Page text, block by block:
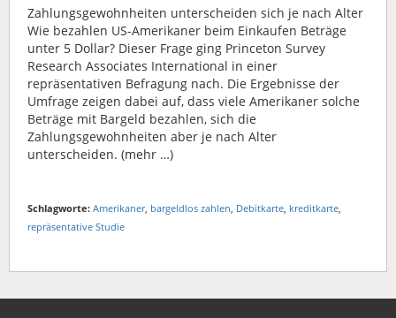
Zahlungsgewohnheiten unterscheiden sich je nach Alter
Wie bezahlen US-Amerikaner beim Einkaufen Beträge
unter 5 Dollar? Dieser Frage ging Princeton Survey
Research Associates International in einer
repräsentativen Befragung nach. Die Ergebnisse der
Umfrage zeigen dabei auf, dass viele Amerikaner solche
Beträge mit Bargeld bezahlen, sich die
Zahlungsgewohnheiten aber je nach Alter
unterscheiden. (mehr …)
Schlagworte: Amerikaner, bargeldlos zahlen, Debitkarte, kreditkarte,
repräsentative Studie